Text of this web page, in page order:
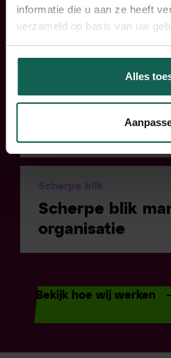
informatie die u aan ze heeft
verzameld op basis van uw
Alles
Opzetten en
Scherpe blik
Scherpe blik
organisatie
Bekijk hoe wij werken